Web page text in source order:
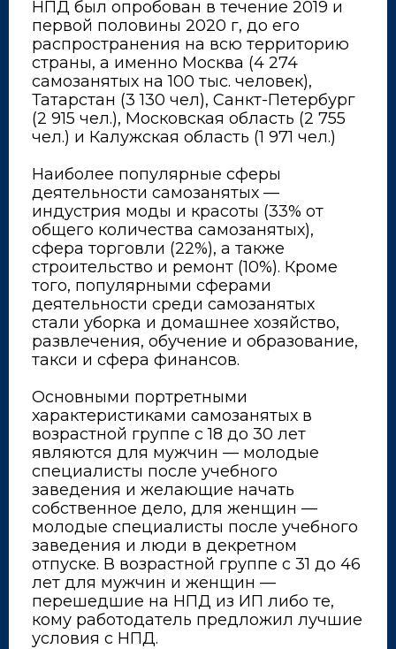
НПД был опробован в течение 2019 и
первой половины 2020 г, до его
распространения на всю территорию
страны, а именно Москва (4 274
самозанятых на 100 тыс. человек),
Татарстан (3 130 чел), Санкт-Петербург
(2 915 чел.), Московская область (2 755
чел.) и Калужская область (1 971 чел.)
Наиболее популярные сферы
деятельности самозанятых —
индустрия моды и красоты (33% от
общего количества самозанятых),
сфера торговли (22%), а также
строительство и ремонт (10%). Кроме
того, популярными сферами
деятельности среди самозанятых
стали уборка и домашнее хозяйство,
развлечения, обучение и образование,
такси и сфера финансов.
Основными портретными
характеристиками самозанятых в
возрастной группе с 18 до 30 лет
являются для мужчин — молодые
специалисты после учебного
заведения и желающие начать
собственное дело, для женщин —
молодые специалисты после учебного
заведения и люди в декретном
отпуске. В возрастной группе с 31 до 46
лет для мужчин и женщин —
перешедшие на НПД из ИП либо те,
кому работодатель предложил лучшие
условия с НПД.